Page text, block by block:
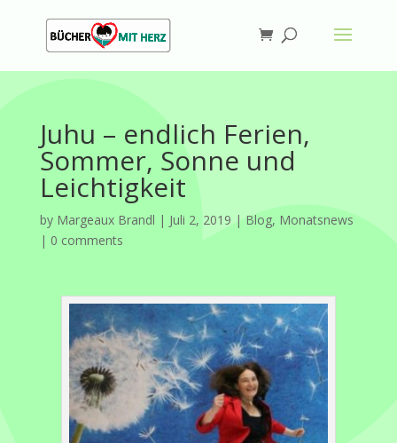
Juhu – endlich Ferien,
Sommer, Sonne und
Leichtigkeit
by Margeaux Brandl | Juli 2, 2019 | Blog, Monatsnews
| 0 comments